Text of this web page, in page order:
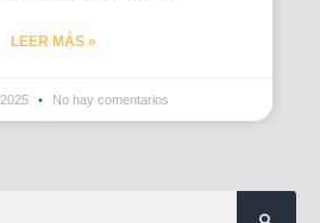
LEER MÁS »
No hay comentarios